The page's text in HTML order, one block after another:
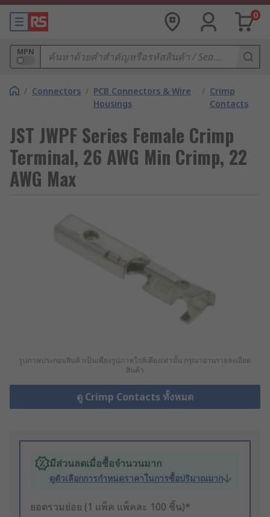
0
MPN
/ Connectors / PCB Connectors & Wire
Housings
/ Crimp
Contacts
JST JWPF Series Female Crimp
Terminal, 26 AWG Min Crimp, 22
AWG Max
รูปภาพประกอบสินค้าเป็นเพียงรูปภาพใกล้เคียงเท่านั้น กรุณาอ่านรายละเอียด
สินค้า
ดู Crimp Contacts ทั้งหมด
มีส่วนลดเมื่อซื้อจำนวนมาก
ดูตัวเลือกการกำหนดราคาในการซื้อปริมาณมาก
ยอดรวมย่อย (1 แพ็ค แพ็คละ 100 ชิ้น)*